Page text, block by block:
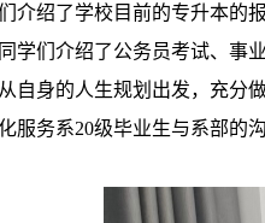
介绍了学校目前的专升本的
学们介绍了公务员考试、事
自身的人生规划出发，充分
服务系20级毕业生与系部的